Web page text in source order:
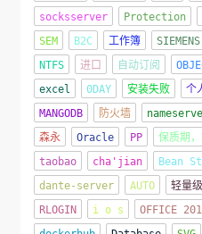
socksserver
Protection
SEM
B2C 工作簿 SIEMENS
NTFS
进口 自动订阅
excel
0DAY 安装失败 个
MANGODB
防火墙
森永
Oracle PP 保质期
taobao
cha'jian Bean
dante-server
AUTO 轻量级
RLOGIN
i o s OFFICE